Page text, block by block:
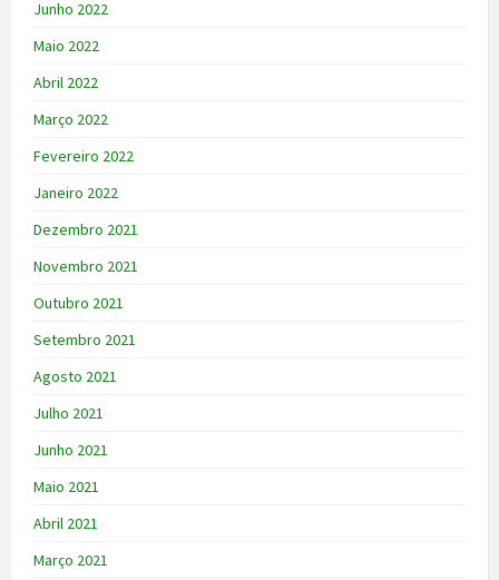
Junho 2022
Maio 2022
Abril 2022
Março 2022
Fevereiro 2022
Janeiro 2022
Dezembro 2021
Novembro 2021
Outubro 2021
Setembro 2021
Agosto 2021
Julho 2021
Junho 2021
Maio 2021
Abril 2021
Março 2021